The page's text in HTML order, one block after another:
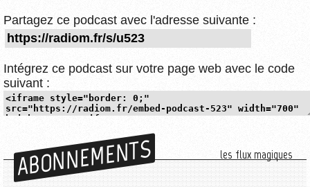
Partagez ce podcast avec l'adresse suivante :
Intégrez ce podcast sur votre page web avec le code
suivant :
ABONNEMENTS les flux magiques